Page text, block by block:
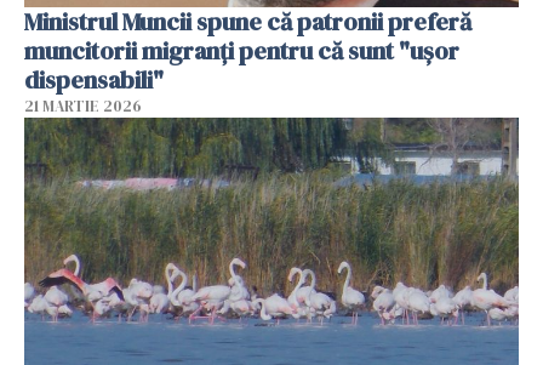
Ministrul Muncii spune că patronii preferă
muncitorii migranți pentru că sunt "uşor
dispensabili"
21 MARTIE 2026